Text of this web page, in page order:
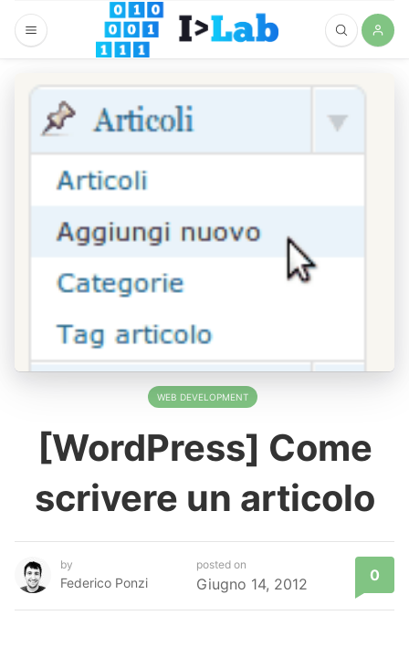
WEB DEVELOPMENT
[WordPress] Come
scrivere un articolo
by
Federico Ponzi
posted on
Giugno 14, 2012 0